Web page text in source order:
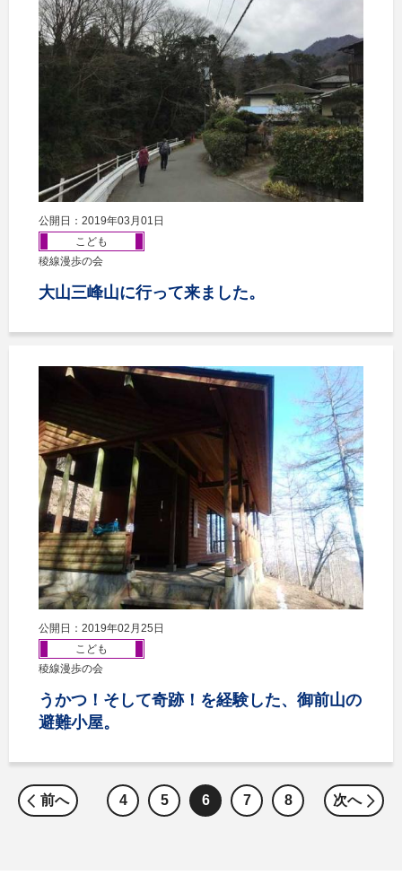
公開日：2019年03月01日
こども
稜線漫歩の会
大山三峰山に行って来ました。
公開日：2019年02月25日
こども
稜線漫歩の会
うかつ！そして奇跡！を経験した、御前山の
避難小屋。
前へ 4 5 6 7 8 次へ